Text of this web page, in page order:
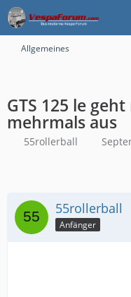
Allgemeines
GTS 125 le
mehrmals aus
55rollerball
55rollerball
Anfänger